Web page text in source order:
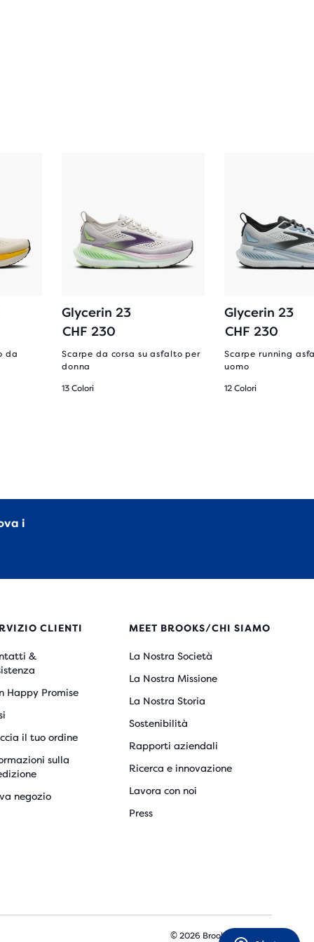
da
Glycerin 23
CHF 230
Scarpe da corsa su asfalto per
donna
13 Colori
Glycerin 23
CHF 230
Scarpe running
uomo
12 Colori
i
CLIENTI
&
Happy Promise
il tuo ordine
sulla
negozio
MEET BROOKS/CHI SIAMO
La Nostra Società
La Nostra Missione
La Nostra Storia
Sostenibilità
Rapporti aziendali
Ricerca e innovazione
Lavora con noi
Press
© 2026 Brooks Sports, Inc